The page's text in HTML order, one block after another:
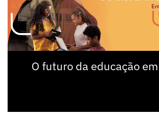
O futuro da educação